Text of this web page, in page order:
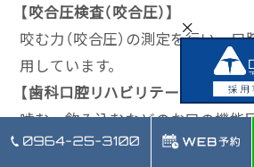
【咬合圧検査（咬合圧）】
咬む力（咬合圧）の測定を行い、
用しています。
【歯科口腔リハビリテーション料2
噛む・飲み込むなどのお口の機能
たリハビリテーションを実施して
×